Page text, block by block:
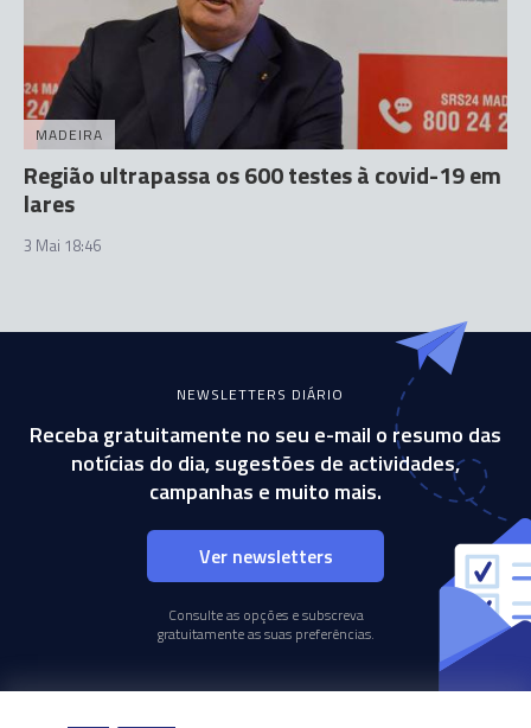
MADEIRA
Região ultrapassa os 600 testes à covid-19 em
lares
3 Mai 18:46
NEWSLETTERS DIÁRIO
Receba gratuitamente no seu e-mail o resumo das
notícias do dia, sugestões de actividades,
campanhas e muito mais.
Ver newsletters
Consulte as opções e subscreva
gratuitamente as suas preferências.